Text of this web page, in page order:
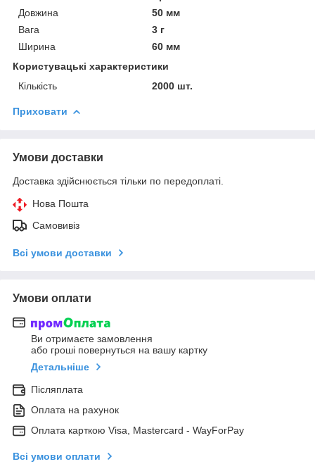
Довжина
50 мм
Вага
3 г
Ширина
60 мм
Користувацькі характеристики
Кількість
2000 шт.
Приховати
Умови доставки
Доставка здійснюється тільки по передоплаті.
Нова Пошта
Самовивіз
Всі умови доставки
Умови оплати
Ви отримаєте замовлення
або гроші повернуться на вашу картку
Детальніше
Післяплата
Оплата на рахунок
Оплата карткою Visa, Mastercard - WayForPay
Всі умови оплати